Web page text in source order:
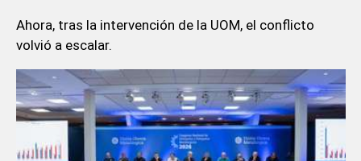
Ahora, tras la intervención de la UOM, el conflicto
volvió a escalar.